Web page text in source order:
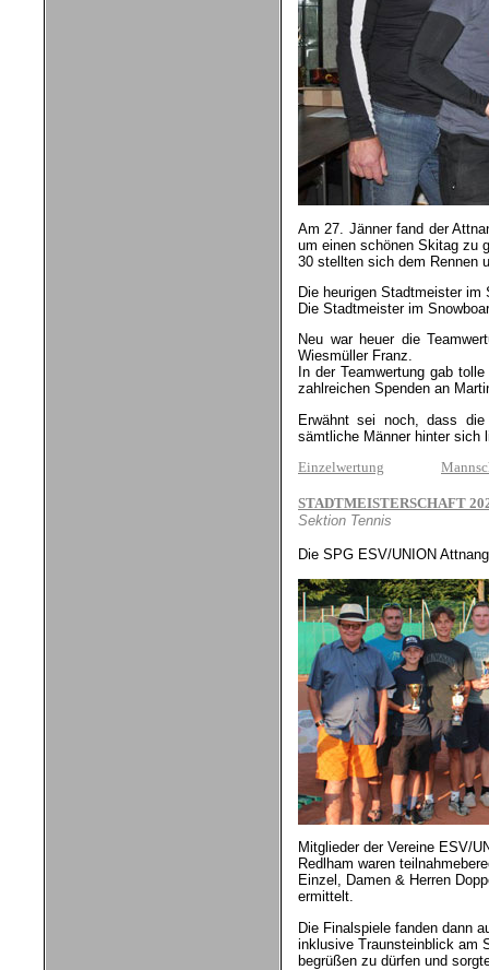
Am 27. Jänner fand der
um einen schönen Skitag zu
30 stellten sich dem Rennen
Die heurigen Stadtmeister im
Die Stadtmeister im
Neu war heuer die
Wiesmüller Franz.
In der Teamwertung gab
zahlreichen Spenden an
Erwähnt sei noch, dass
sämtliche Männer hinter sich
Einzelwertung
STADTMEISTERSCHAFT
Sektion Tennis
Die SPG ESV/UNION
Mitglieder der Vereine ESV/
Redlham waren
Einzel, Damen & Herren
ermittelt.
Die Finalspiele fanden dann
inklusive Traunsteinblick am
begrüßen zu dürfen und